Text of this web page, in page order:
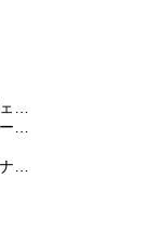
へ
」